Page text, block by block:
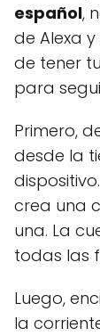
español,
de Alexa
de tener
para
Primero,
desde la
crea una
una. La
todas las
Luego,
la